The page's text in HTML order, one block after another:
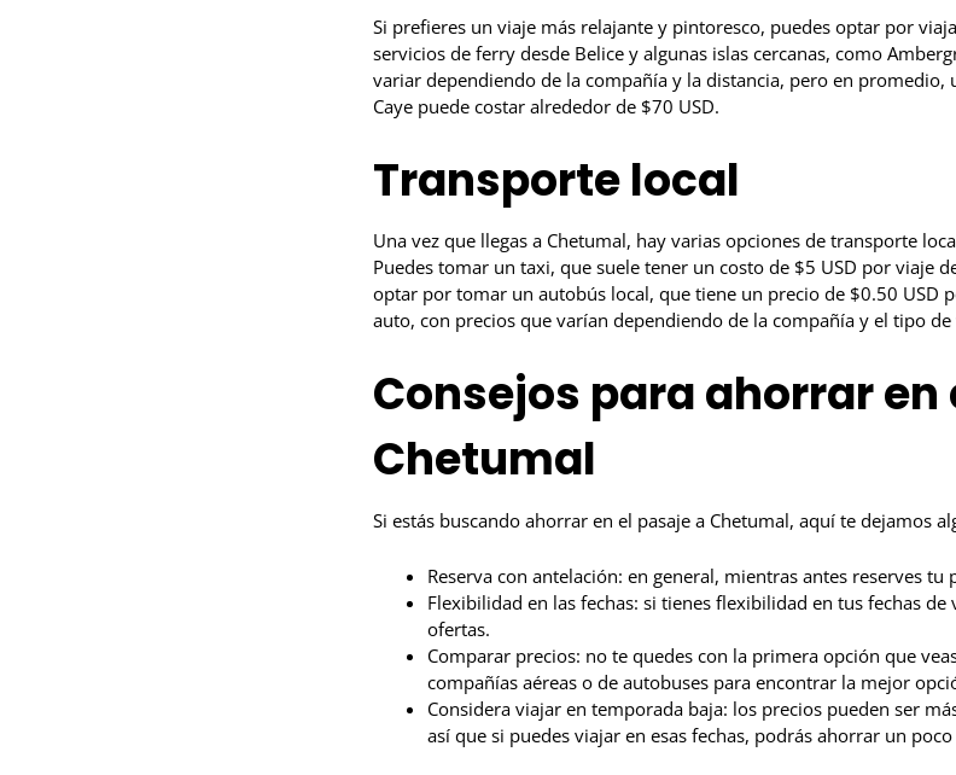
Si prefieres un viaje más relajante y pintoresco, puedes optar por
servicios de ferry desde Belice y algunas islas cercanas, como
variar dependiendo de la compañía y la distancia, pero en promedio,
Caye puede costar alrededor de $70 USD.
Transporte local
Una vez que llegas a Chetumal, hay varias opciones de transporte
Puedes tomar un taxi, que suele tener un costo de $5 USD por viaje
optar por tomar un autobús local, que tiene un precio de $0.50 USD
auto, con precios que varían dependiendo de la compañía y el tipo
Consejos para ahorrar en
Chetumal
Si estás buscando ahorrar en el pasaje a Chetumal, aquí te dejamos
Reserva con antelación: en general, mientras antes reserves tu
Flexibilidad en las fechas: si tienes flexibilidad en tus fechas
ofertas.
Comparar precios: no te quedes con la primera opción que
compañías aéreas o de autobuses para encontrar la mejor
Considera viajar en temporada baja: los precios pueden ser
así que si puedes viajar en esas fechas, podrás ahorrar un